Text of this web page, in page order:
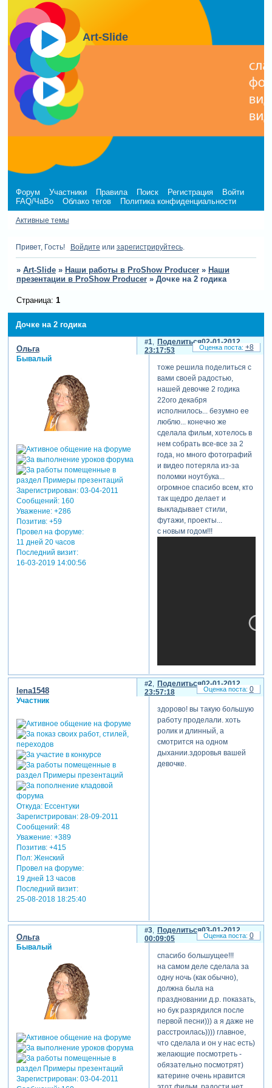
Art-Slide
Форум Участники Правила Поиск Регистрация
Войти
FAQ/ЧаВо
Облако тегов Политика конфиденциальности
Активные темы
Привет, Гость! Войдите или зарегистрируйтесь.
» Art-Slide » Наши работы в ProShow Producer » Наши
презентации в ProShow Producer » Дочке на 2 годика
Дочке на 2 годика
Страница: 1
Поделиться
1
02-01-2012
23:17:53
Ольга
Бывалый
Зарегистрирован: 03-04-2011
Сообщений:160
Уважение: +286
Позитив: +59
Провел на форуме:
11 дней 20 часов
Последний визит:
16-03-2019 14:00:56
тоже решила поделиться с
вами своей радостью,
нашей девочке 2 годика
22ого декабря
исполнилось... безумно ее
люблю... конечно же
сделала фильм, хотелось в
нем собрать все-все за 2
года, но много фотографий
и видео потеряла из-за
поломки ноутбука...
огромное спасибо всем, кто
так щедро делает и
выкладывает стили,
футажи, проекты...
с новым годом!!!
теги: поздравления.день
рождения.дети
+8
Поделиться
2
02-01-2012
23:57:18
lena1548
Участник
Откуда:Ессентуки
Зарегистрирован: 28-09-2011
Сообщений:48
Уважение: +389
Позитив: +415
Пол:Женский
Провел на форуме:
19 дней 13 часов
Последний визит:
25-08-2018 18:25:40
здорово! вы такую большую
работу проделали. хоть
ролик и длинный, а
смотрится на одном
дыхании.здоровья вашей
девочке.
0
Поделиться
3
03-01-2012
00:09:05
Ольга
Бывалый
Зарегистрирован: 03-04-2011
спасибо большущее!!!
на самом деле сделала за
одну ночь (как обычно),
должна была на
праздновании д.р. показать,
но бук разрядился после
первой песни))) а я даже не
расстроилась)))) главное,
что сделала и он у нас есть)
желающие посмотреть -
обязательно посмотрят)
катерине очень нравится
0